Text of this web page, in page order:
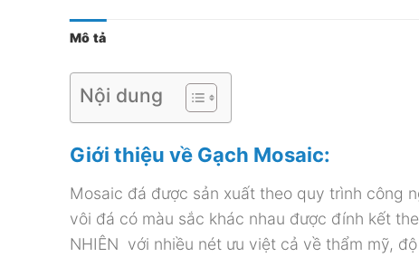
Mô tả
Nội dung
Giới thiệu về Gạch Mosaic:
Mosaic đá được sản xuất theo quy trình công
vôi đá có màu sắc khác nhau được đính kết
NHIÊN với nhiều nét ưu việt cả về thẩm mỹ,